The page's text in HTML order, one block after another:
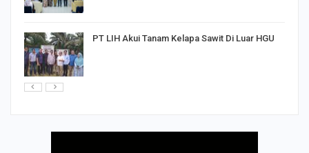
PT LIH Akui Tanam Kelapa Sawit Di Luar HGU